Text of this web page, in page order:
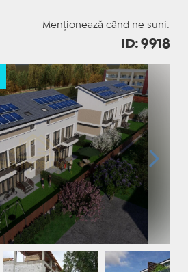
Menționează când ne suni:
ID: 9918